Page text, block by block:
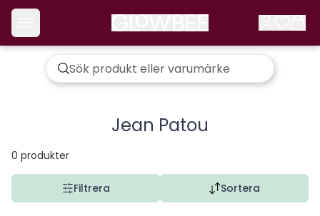
Jean Patou
0 produkter
Filtrera Sortera